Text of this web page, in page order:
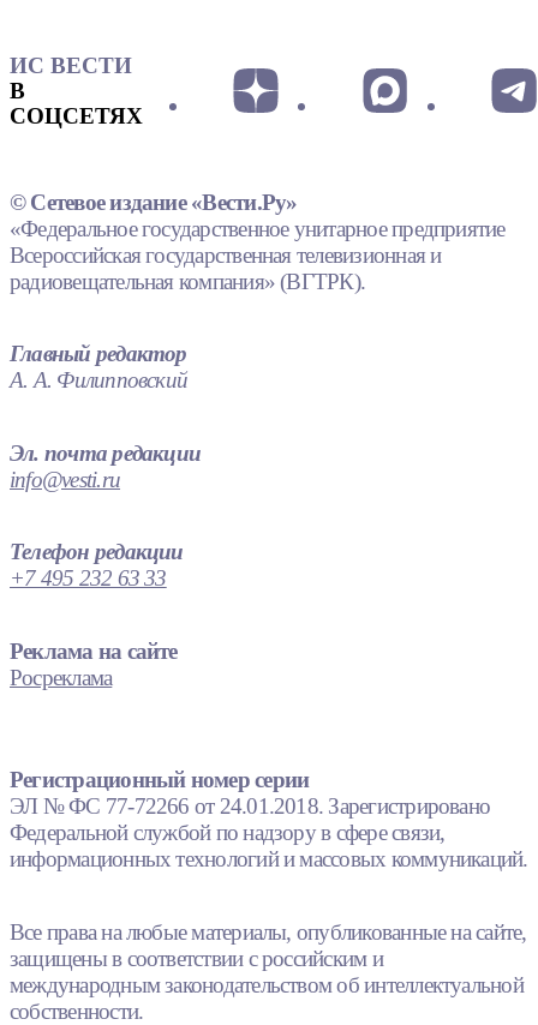
ИС ВЕСТИ
В
СОЦСЕТЯХ
© Сетевое издание «Вести.Ру»
«Федеральное государственное унитарное предприятие
Всероссийская государственная телевизионная и
радиовещательная компания» (ВГТРК).
Главный редактор
А. А. Филипповский
Эл. почта редакции
info@vesti.ru
Телефон редакции
+7 495 232 63 33
Реклама на сайте
Росреклама
Регистрационный номер серии
ЭЛ № ФС 77-72266 от 24.01.2018. Зарегистрировано
Федеральной службой по надзору в сфере связи,
информационных технологий и массовых коммуникаций.
Все права на любые материалы, опубликованные на сайте,
защищены в соответствии с российским и
международным законодательством об интеллектуальной
собственности.